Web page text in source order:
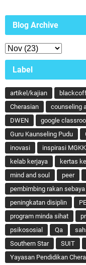
Blog Archive
Label
artikel/kajian
Cherasian
counseling
DWEN
google
Guru Kaunseling Pudu
inovasi
inspirasi
kelab kerjaya
kertas
mind and soul
peer
pembimbing rakan sebaya
peningkatan disiplin
program minda sihat
psikososial
Qa
Southern Star
SUIT
Yayasan Pendidikan